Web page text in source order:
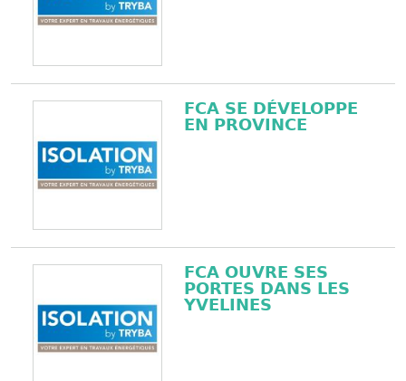
FCA SE DÉVELOPPE
EN PROVINCE
FCA OUVRE SES
PORTES DANS LES
YVELINES